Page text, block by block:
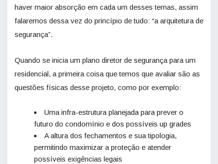
haver maior absorção em cada um desses temas, assim
falaremos dessa vez do princípio de tudo: “a arquitetura de
segurança”.
Quando se inicia um plano diretor de segurança para um
residencial, a primeira coisa que temos que avaliar são as
questões físicas desse projeto, como por exemplo:
Uma infra-estrutura planejada para prever o
futuro do condomínio e dos possíveis up grades
A altura dos fechamentos e sua tipologia,
permitindo maximizar a proteção e atender
possíveis exigências legais